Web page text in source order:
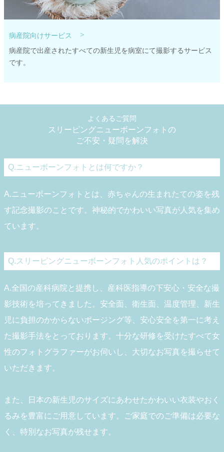
病産院向けサービス >
病産院で出産されたすべての新生児を病室にて撮影するサービス
です。
よくあるご質問
スリーピングニューボーンフォトの
ご不安・疑問を解決
Q.ニューボーンフォトとは何ですか？
A.ニューボーンフォトとは、赤ちゃんの生まれたての姿を残
す記念撮影のことです。神秘的でかわいい写真が人気を集め
ています。
Q.スリーピングニューボーンフォト人気のポイントは？
A.全国の産科病院と提携し、産科医指導の下安心・安全な撮
影技術を培ってきました。安全面、衛生面、温度管理、新生
児に負担のかからないポージング等、安心安全を第一に考え
た撮影手法をとっております。十分な研修を受けたすべて女
性のフォトグラファーがお伺いし、大切なお写真を撮らせて
いただきます。
また、日本の新生児のサイズにあわせたかわいい衣装やおく
るみを豊富にご用意しています。ご家庭でのご準備は必要な
く、特別なお写真が残せます。